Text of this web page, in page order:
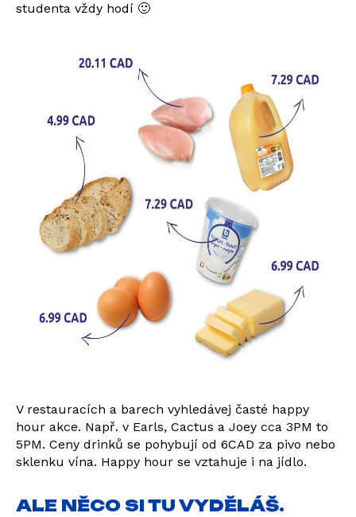
studenta vždy hodí 🙂
V restauracích a barech vyhledávej časté happy
hour akce. Např. v Earls, Cactus a Joey cca 3PM to
5PM. Ceny drinků se pohybují od 6CAD za pivo nebo
sklenku vína. Happy hour se vztahuje i na jídlo.
ALE NĚCO SI TU VYDĚLÁŠ.